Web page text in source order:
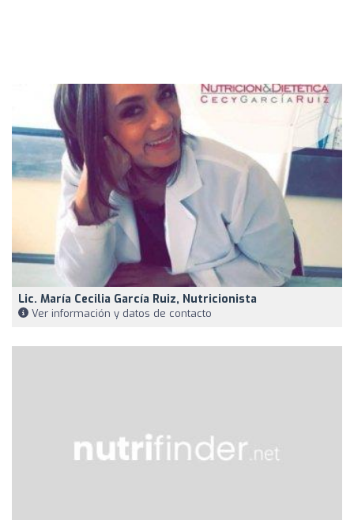
Lic. María Cecilia García Ruiz, Nutricionista
Ver información y datos de contacto